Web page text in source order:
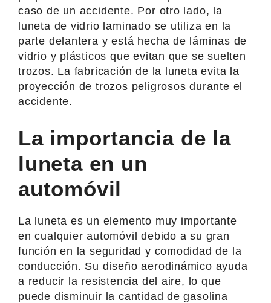
caso de un accidente. Por otro lado, la
luneta de vidrio laminado se utiliza en la
parte delantera y está hecha de láminas de
vidrio y plásticos que evitan que se suelten
trozos. La fabricación de la luneta evita la
proyección de trozos peligrosos durante el
accidente.
La importancia de la
luneta en un
automóvil
La luneta es un elemento muy importante
en cualquier automóvil debido a su gran
función en la seguridad y comodidad de la
conducción. Su diseño aerodinámico ayuda
a reducir la resistencia del aire, lo que
puede disminuir la cantidad de gasolina